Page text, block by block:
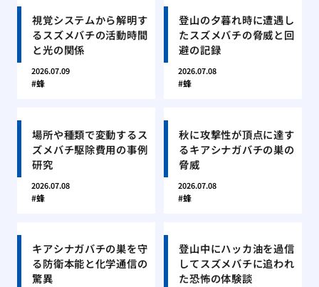
視覚システムから解明す
るスズメバチの活動時間
と光の関係
2026.07.09
蜂
登山の夕暮れ時に遭遇し
たスズメバチの脅威と回
避の記録
2026.07.08
蜂
場所や種類で変動するス
ズメバチ駆除費用の事例
研究
2026.07.08
蜂
秋に攻撃性が頂点に達す
るキアシナガバチの巣の
脅威
2026.07.08
蜂
キアシナガバチの巣を守
る防衛本能と化学通信の
驚異
登山中にハッカ油を過信
してスズメバチに追われ
た恐怖の体験談